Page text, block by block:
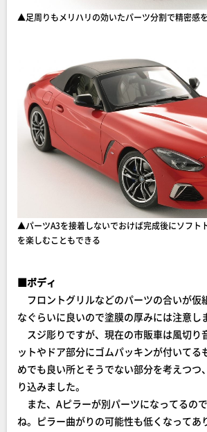
▲足周りもメリハリの効いたパーツ分割で精密感
▲パーツA3を接着しないでおけば完成後にソフト
を楽しむこともできる
■ボディ
フロントグリルなどのパーツの合いが仮
なぐらいに良いので塗膜の厚みには注意し
スジ彫りですが、現在の市販車は風切り
ットやドア部分にゴムパッキンが付いてる
めでも良い所とそうでない部分を考えつつ
り込みました。
また、Aピラーが別パーツになってるの
ね。ピラー曲がりの可能性も低くなってあ